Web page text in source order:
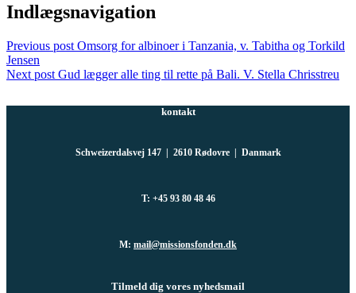
Indlægsnavigation
Previous post Omsorg for albinoer i Tanzania, v. Tabitha og Torkild
Jensen
Next post Gud lægger alle ting til rette på Bali. V. Stella Chrisstreu
kontakt
Schweizerdalsvej 147 | 2610 Rødovre | Danmark
T: +45 93 80 48 46
M: mail@missionsfonden.dk
Tilmeld dig vores nyhedsmail